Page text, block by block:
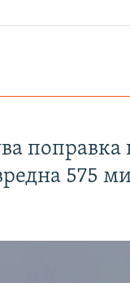
поправка
575